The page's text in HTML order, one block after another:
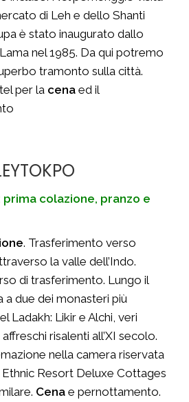
di Leh e dello Shanti
è stato inaugurato dallo
nel 1985. Da qui potremo
tramonto sulla città.
per la cena ed il
prima colazione, pranzo e
. Trasferimento verso
la valle dell’Indo.
di trasferimento. Lungo il
a due dei monasteri più
Ladakh: Likir e Alchi, veri
risalenti all’XI secolo.
nella camera riservata
Ethnic Resort Deluxe Cottages
Cena e pernottamento.